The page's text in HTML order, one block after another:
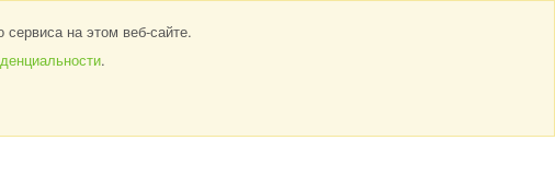
на этом веб-сайте.
.